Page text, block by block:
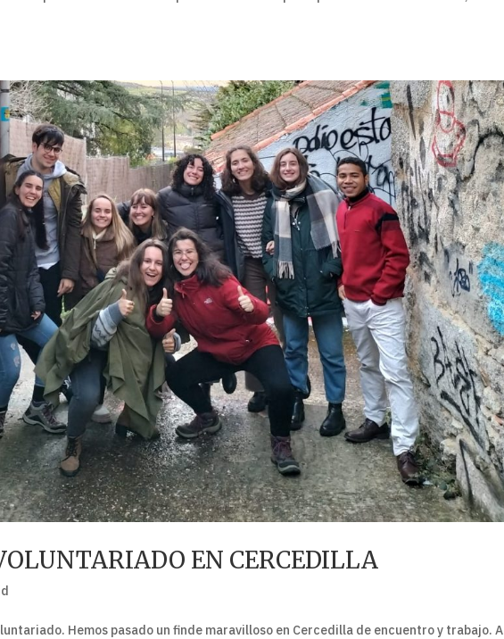
EN CERCEDILLA
Hemos pasado un finde maravilloso en Cercedilla de encuentro y trabajo. A